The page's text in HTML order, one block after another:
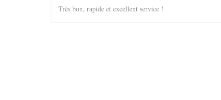
Très bon, rapide et excellent service !